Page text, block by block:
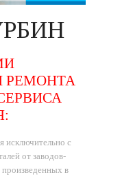
РЕМОНТА
исключительно с
от заводов-
произведенных в